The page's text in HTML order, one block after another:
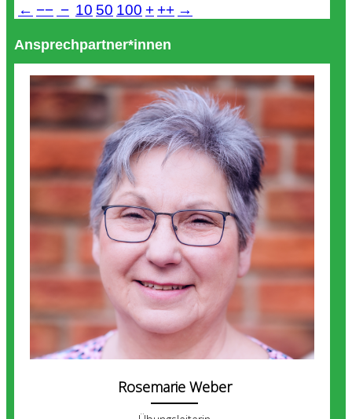
← −− − 10 50 100 + ++ →
Ansprechpartner*innen
Rosemarie Weber